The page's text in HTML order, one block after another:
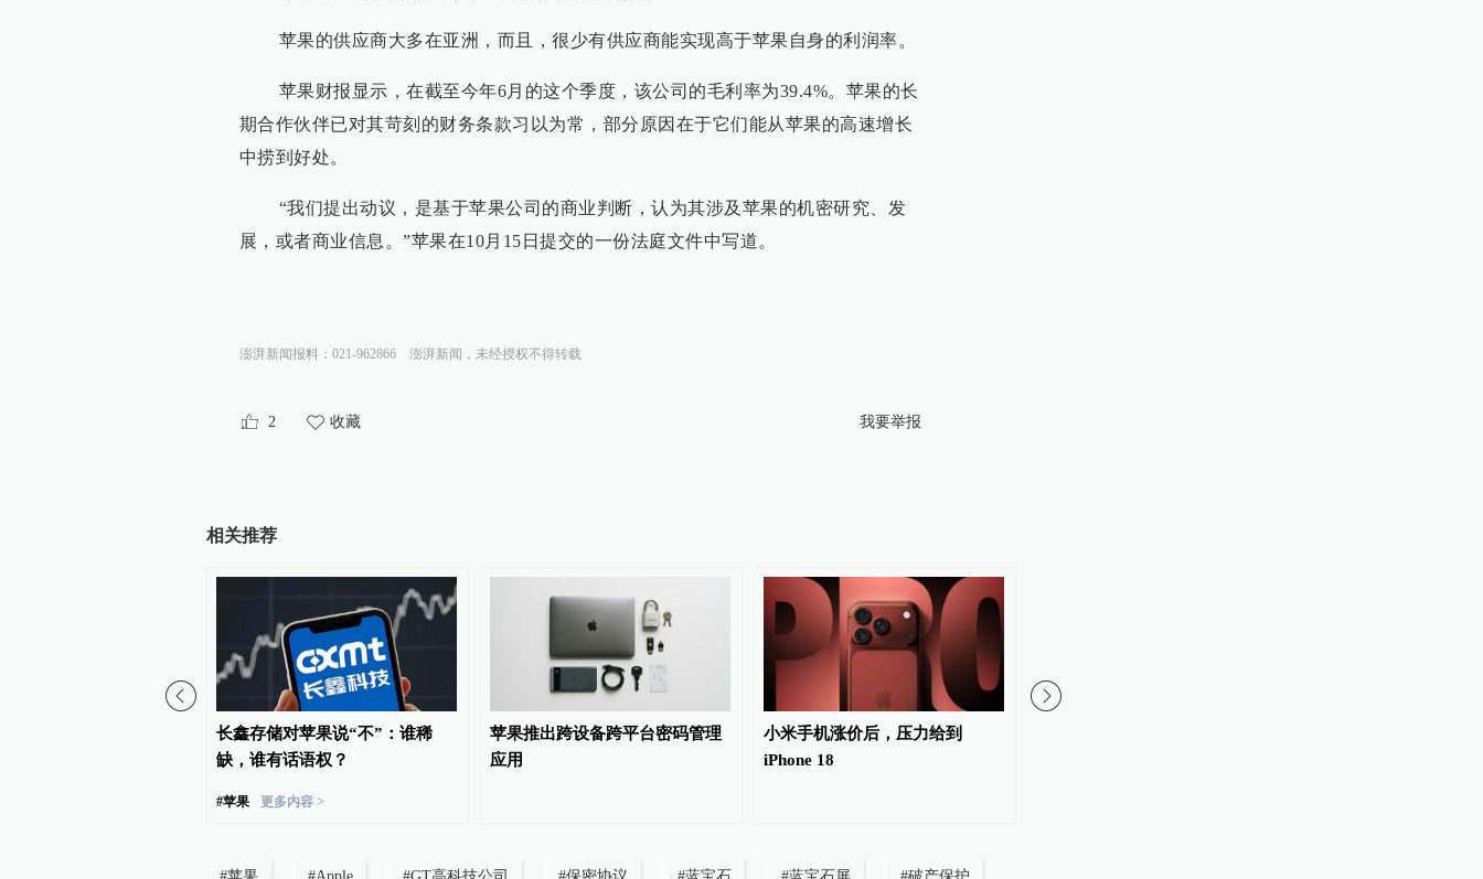
苹果的供应商大多在亚洲，而且，很少有供应商能实现高于苹果自身的利润率。
苹果财报显示，在截至今年6月的这个季度，该公司的毛利率为39.4%。苹果的长
期合作伙伴已对其苛刻的财务条款习以为常，部分原因在于它们能从苹果的高速增长
中捞到好处。
“我们提出动议，是基于苹果公司的商业判断，认为其涉及苹果的机密研究、发
展，或者商业信息。”苹果在10月15日提交的一份法庭文件中写道。
澎湃新闻报料：021-962866 澎湃新闻，未经授权不得转载
2 收藏 我要举报
相关推荐
长鑫存储对苹果说“不”：谁稀
缺，谁有话语权？
#苹果 更多内容 >
苹果推出跨设备跨平台密码管理
应用
小米手机涨价后，压力给到
iPhone 18